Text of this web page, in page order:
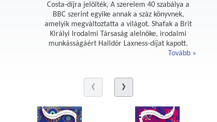
Costa-díjra jelölték, A szerelem 40 szabálya a
BBC szerint egyike annak a száz könyvnek,
amelyik megváltoztatta a világot. Shafak a Brit
Királyi Irodalmi Társaság alelnöke, irodalmi
munkásságáért Halldór Laxness-díjat kapott.
Tovább